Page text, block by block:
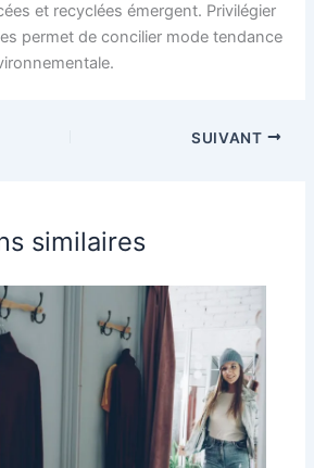
et recyclées émergent. Privilégier
permet de concilier mode tendance
SUIVANT
similaires